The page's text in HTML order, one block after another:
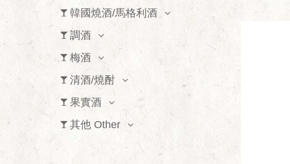
韓國燒酒/馬格利酒
調酒
梅酒
清酒/燒酎
果實酒
其他 Other